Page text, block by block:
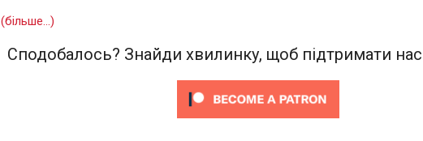
(більше…)
Сподобалось? Знайди хвилинку, щоб підтримати